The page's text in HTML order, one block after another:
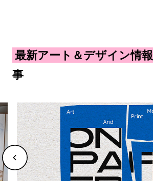
最新アート＆デザイン情報
事